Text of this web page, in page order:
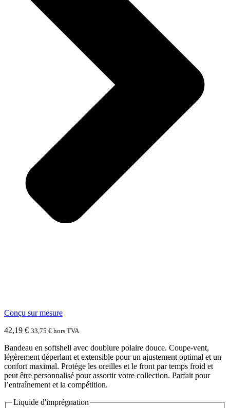
Conçu sur mesure
42,19 € 33,75 € hors TVA
Bandeau en softshell avec doublure polaire douce. Coupe-vent,
légèrement déperlant et extensible pour un ajustement optimal et un
confort maximal. Protège les oreilles et le front par temps froid et
peut être personnalisé pour assortir votre collection. Parfait pour
l’entraînement et la compétition.
Liquide d'imprégnation